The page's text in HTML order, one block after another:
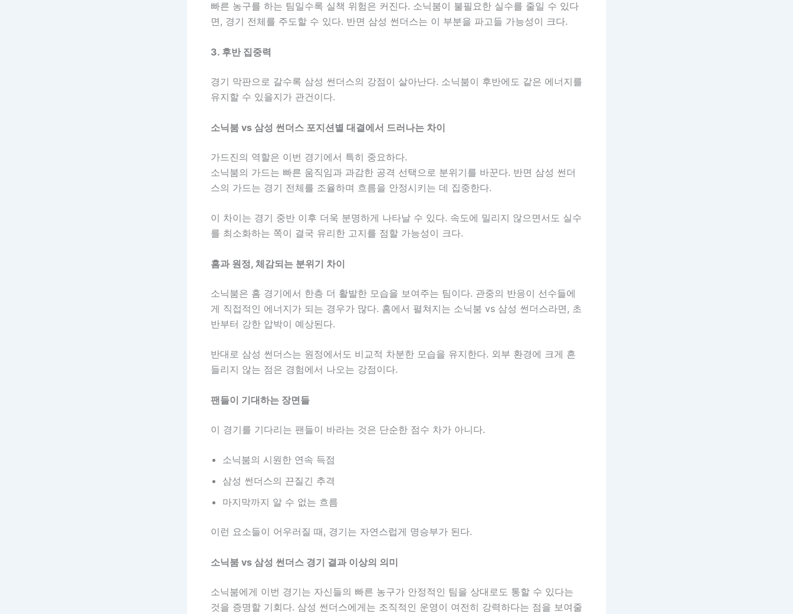
빠른 농구를 하는 팀일수록 실책 위험은 커진다. 소닉붐이 불필요한 실수를 줄일 수 있다
면, 경기 전체를 주도할 수 있다. 반면 삼성 썬더스는 이 부분을 파고들 가능성이 크다.
3. 후반 집중력
경기 막판으로 갈수록 삼성 썬더스의 강점이 살아난다. 소닉붐이 후반에도 같은 에너지를
유지할 수 있을지가 관건이다.
소닉붐 vs 삼성 썬더스 포지션별 대결에서 드러나는 차이
가드진의 역할은 이번 경기에서 특히 중요하다.
소닉붐의 가드는 빠른 움직임과 과감한 공격 선택으로 분위기를 바꾼다. 반면 삼성 썬더
스의 가드는 경기 전체를 조율하며 흐름을 안정시키는 데 집중한다.
이 차이는 경기 중반 이후 더욱 분명하게 나타날 수 있다. 속도에 밀리지 않으면서도 실수
를 최소화하는 쪽이 결국 유리한 고지를 점할 가능성이 크다.
홈과 원정, 체감되는 분위기 차이
소닉붐은 홈 경기에서 한층 더 활발한 모습을 보여주는 팀이다. 관중의 반응이 선수들에
게 직접적인 에너지가 되는 경우가 많다. 홈에서 펼쳐지는 소닉붐 vs 삼성 썬더스라면, 초
반부터 강한 압박이 예상된다.
반대로 삼성 썬더스는 원정에서도 비교적 차분한 모습을 유지한다. 외부 환경에 크게 흔
들리지 않는 점은 경험에서 나오는 강점이다.
팬들이 기대하는 장면들
이 경기를 기다리는 팬들이 바라는 것은 단순한 점수 차가 아니다.
소닉붐의 시원한 연속 득점
삼성 썬더스의 끈질긴 추격
마지막까지 알 수 없는 흐름
이런 요소들이 어우러질 때, 경기는 자연스럽게 명승부가 된다.
소닉붐 vs 삼성 썬더스 경기 결과 이상의 의미
소닉붐에게 이번 경기는 자신들의 빠른 농구가 안정적인 팀을 상대로도 통할 수 있다는
것을 증명할 기회다. 삼성 썬더스에게는 조직적인 운영이 여전히 강력하다는 점을 보여줄